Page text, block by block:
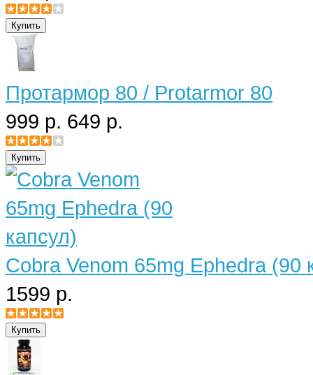
Протармор 80 / Protarmor 80
999 р. 649 р.
Cobra Venom 65mg Ephedra (90
1599 р.